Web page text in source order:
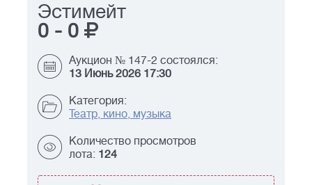
Эстимейт
0 - 0
Аукцион № 147-2 состоялся:
13 Июнь 2026 17:30
Категория:
Театр, кино, музыка
Количество просмотров
лота: 124